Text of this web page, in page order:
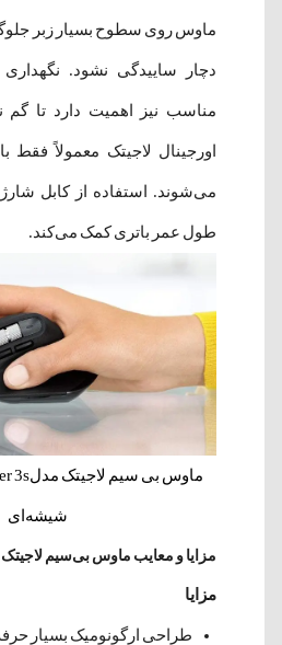
ماوس روی سطوح بسیار زبر
مناسب نیز اهمیت دارد تا گم
اورجینال لاجیتک معمولاً
می‌شوند. استفاده از کابل
طول عمر باتری کمک می‌کند.
شیشه‌ای
مزایا و معایب ماوس بی‌سیم لاجیتک MX Master 3S
مزایا
طراحی ارگونومیک بسیار